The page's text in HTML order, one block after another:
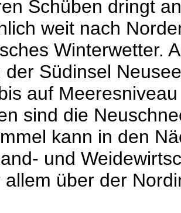
Schüben dringt
weit nach
Winterwetter.
der Südinsel
auf
sind die
kann in den
und
über der